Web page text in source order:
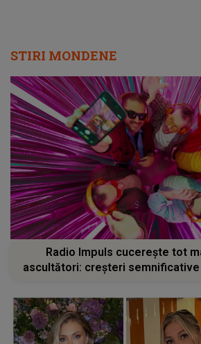
STIRI MONDENE
Radio Impuls cucerește tot
ascultători: creșteri semnificative